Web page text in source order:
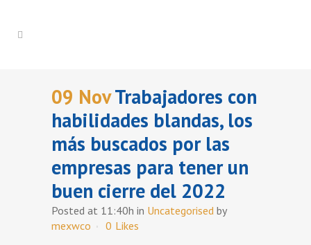
09 NovTrabajadores con
habilidades blandas, los
más buscados por las
empresas para tener un
buen cierre del 2022
Posted at 11:40h in Uncategorised by
mexwco
0 Likes